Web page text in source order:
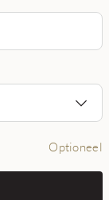
Optioneel